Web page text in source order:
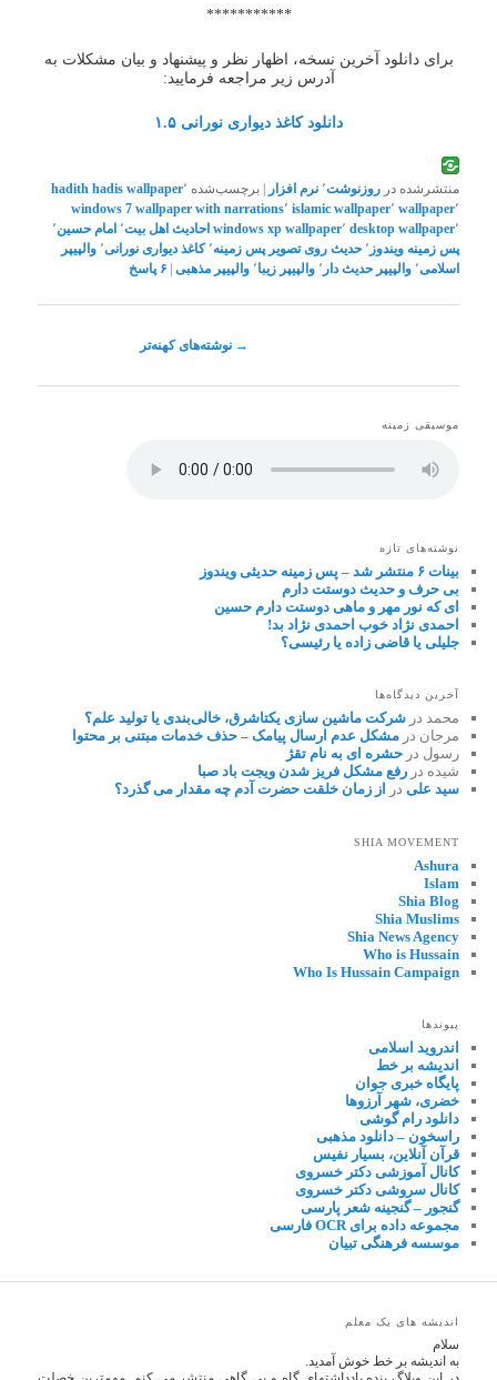
***********
برای دانلود آخرین نسخه، اظهار نظر و پیشنهاد و بیان مشکلات به
آدرس زیر مراجعه فرمایید:
دانلود کاغذ دیواری نورانی ۱.۵
منتشرشده در روزنوشت٬ نرم افزار |برچسب‌شده hadis wallpaper٬
hadith
wallpaper٬ islamic wallpaper٬ wallpaper with narrations٬
windows 7
desktop wallpaper٬ windows xp wallpaper٬ احادیث اهل بیت٬ امام حسین٬
پس زمینه ویندوز ٬ حدیث روی تصویر پس زمینه٬ کاغذ دیواری نورانی٬ والپیپر
اسلامی٬ والپیپر حدیث دار ٬ والپیپر زیبا٬ والپیپر مذهبی |۶ پاسخ
→ نوشته‌های کهنه‌تر
موسیقی زمینه
نوشته‌های تازه
بینات ۶ منتشر شد – پس زمینه حدیثی ویندوز
بی حرف و حدیث دوستت دارم
ای که نور مهر و ماهی دوستت دارم حسین
احمدی نژاد خوب احمدی نژاد بد!
جلیلی یا قاضی زاده یا رئیسی؟
آخرین دیدگاه‌ها
محمد درشرکت ماشین سازی یکتاشرق، خالی‌بندی یا تولید علم؟
مرجان درمشکل عدم ارسال پیامک – حذف خدمات مبتنی بر محتوا
رسول درحشره ای به نام تقژ
شیده دررفع مشکل فریز شدن ویجت باد صبا
سید علی در از زمان خلقت حضرت آدم چه مقدار می گذرد؟
SHIA MOVEMENT
Ashura
Islam
Shia Blog
Shia Muslims
Shia News Agency
Who is Hussain
Who Is Hussain Campaign
پیوندها
اندروید اسلامی
اندیشه بر خط
پایگاه خبری جوان
خضری، شهر آرزوها
دانلود رام گوشی
راسخون – دانلود مذهبی
قرآن آنلاین، بسیار نفیس
کانال آموزشی دکتر خسروی
کانال سروشی دکتر خسروی
گنجور – گنجینه شعر پارسی
مجموعه داده برای OCR فارسی
موسسه فرهنگی تبیان
اندیشه های یک معلم
سلام
به اندیشه بر خط خوش آمدید.